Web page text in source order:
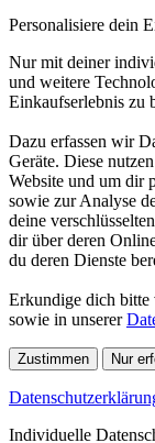
Personalisiere dein
Nur mit deiner
und weitere
Einkaufserlebnis zu
Dazu erfassen wir
Geräte. Diese
Website und um dir
sowie zur Analyse
deine
dir über deren
du deren Dienste
Erkundige dich
sowie in unserer
Zustimmen Nur
Individuelle